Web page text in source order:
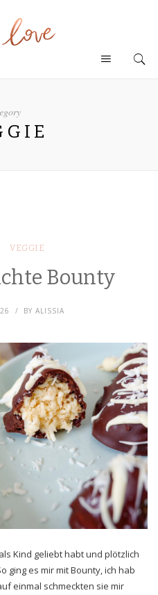
VEGGIE
Bounty
BY ALISSIA
Kind geliebt habt und plötzlich
ging es mir mit Bounty, ich hab
einmal schmeckten sie mir